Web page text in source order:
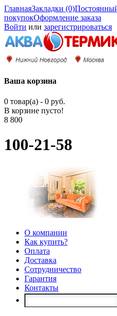
ГлавнаяЗакладки (0)
покупокОформление заказа
Войти или зарегистрироваться
Ваша корзина
0 товар(а) - 0 руб.
В корзине пусто!
8 800
100-21-58
О компании
Как купить?
Оплата
Доставка
Сотрудничество
Гарантия
Контакты